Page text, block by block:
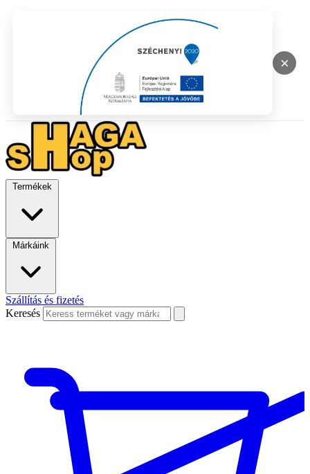
×
Termékek
Márkáink
Szállítás és fizetés
Keresés